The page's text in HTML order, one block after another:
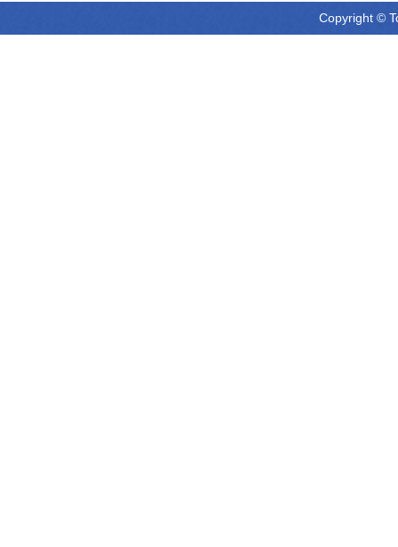
Copyright ©